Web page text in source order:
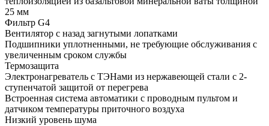
25 мм
Фильтр G4
Вентилятор с назад загнутыми лопатками
Подшипники уплотненными, не требующие обслуживания с
увеличенным сроком службы
Термозащита
Электронагреватель с ТЭНами из нержавеющей стали с 2-
ступенчатой защитой от перегрева
Встроенная система автоматики с проводным пультом и
датчиком температуры приточного воздуха
Низкий уровень шума